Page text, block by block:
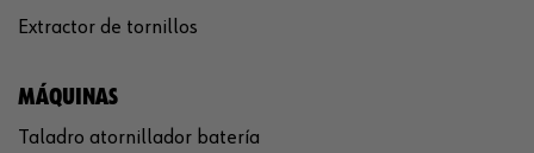
Extractor de tornillos
MÁQUINAS
Taladro atornillador batería